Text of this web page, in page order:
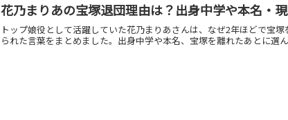
花乃まりあの宝塚退団理由は？出身中学や本名・
トップ娘役として活躍していた花乃まりあさんは、なぜ2年ほどで宝
られた言葉をまとめました。出身中学や本名、宝塚を離れたあとに選